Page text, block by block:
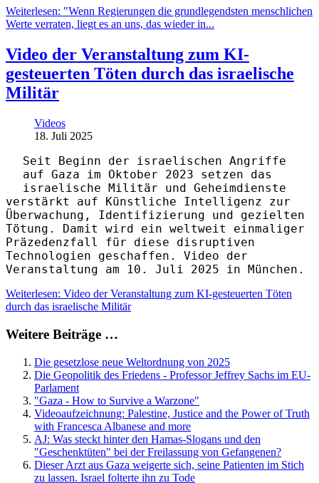
Weiterlesen: "Wenn Regierungen die grundlegendsten menschlichen
Werte verraten, liegt es an uns, das wieder in...
Video der Veranstaltung zum KI-
gesteuerten Töten durch das israelische
Militär
Videos
18. Juli 2025
Seit Beginn der israelischen Angriffe
auf Gaza im Oktober 2023 setzen das
israelische Militär und Geheimdienste
verstärkt auf Künstliche Intelligenz zur
Überwachung, Identifizierung und gezielten
Tötung. Damit wird ein weltweit einmaliger
Präzedenzfall für diese disruptiven
Technologien geschaffen. Video der
Veranstaltung am 10. Juli 2025 in München.
Weiterlesen: Video der Veranstaltung zum KI-gesteuerten Töten
durch das israelische Militär
Weitere Beiträge …
Die gesetzlose neue Weltordnung von 2025
Die Geopolitik des Friedens - Professor Jeffrey Sachs im EU-
Parlament
"Gaza - How to Survive a Warzone"
Videoaufzeichnung: Palestine, Justice and the Power of Truth
with Francesca Albanese and more
AJ: Was steckt hinter den Hamas-Slogans und den
"Geschenktüten" bei der Freilassung von Gefangenen?
Dieser Arzt aus Gaza weigerte sich, seine Patienten im Stich
zu lassen. Israel folterte ihn zu Tode